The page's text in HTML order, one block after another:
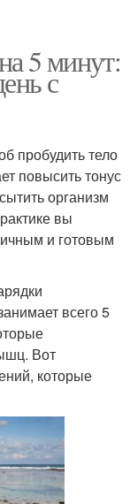
5 минут:
с
пробудить тело
повысить тонус
организм
вы
и готовым
всего 5
Вот
которые